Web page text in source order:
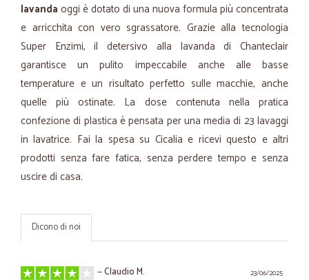
lavanda oggi è dotato di una nuova formula più concentrata
e arricchita con vero sgrassatore. Grazie alla tecnologia
Super Enzimi, il detersivo alla lavanda di Chanteclair
garantisce un pulito impeccabile anche alle basse
temperature e un risultato perfetto sulle macchie, anche
quelle più ostinate. La dose contenuta nella pratica
confezione di plastica è pensata per una media di 23 lavaggi
in lavatrice. Fai la spesa su Cicalia e ricevi questo e altri
prodotti senza fare fatica, senza perdere tempo e senza
uscire di casa.
Dicono di noi
23/06/2025
—Claudio M.